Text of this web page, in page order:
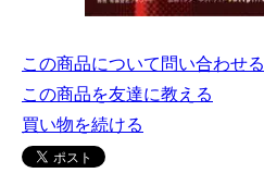
この商品について問い合わせる
この商品を友達に教える
買い物を続ける